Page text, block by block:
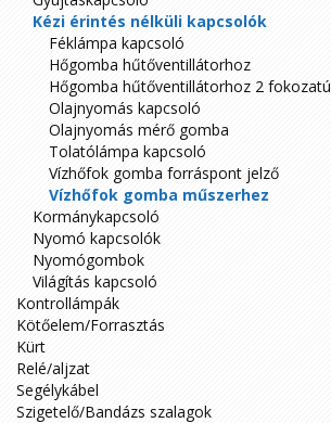
Kézi érintés nélküli kapcsolók
Féklámpa kapcsoló
Hőgomba hűtőventillátorhoz
Hőgomba hűtőventillátorhoz 2 fokozatú
Olajnyomás kapcsoló
Olajnyomás mérő gomba
Tolatólámpa kapcsoló
Vízhőfok gomba forráspont jelző
Vízhőfok gomba műszerhez
Kormánykapcsoló
Nyomó kapcsolók
Nyomógombok
Világítás kapcsoló
Kontrollámpák
Kötőelem/Forrasztás
Kürt
Relé/aljzat
Segélykábel
Szigetelő/Bandázs szalagok